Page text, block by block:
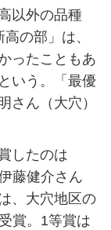
以外の品種
の部」は、
ったこともあ
いう。「最優
さん（大穴）
したのは
藤健介さん
、大穴地区の
賞。1等賞は